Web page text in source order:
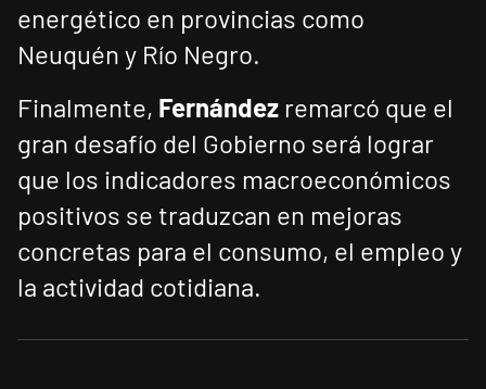
energético en provincias como
Neuquén y Río Negro.
Finalmente, Fernández remarcó que el
gran desafío del Gobierno será lograr
que los indicadores macroeconómicos
positivos se traduzcan en mejoras
concretas para el consumo, el empleo y
la actividad cotidiana.